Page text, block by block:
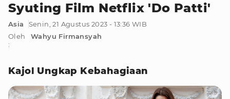
Syuting Film Netflix 'Do Patti'
Asia
Senin, 21 Agustus 2023 - 13:36 WIB
Oleh
:
Wahyu Firmansyah
Kajol Ungkap Kebahagiaan